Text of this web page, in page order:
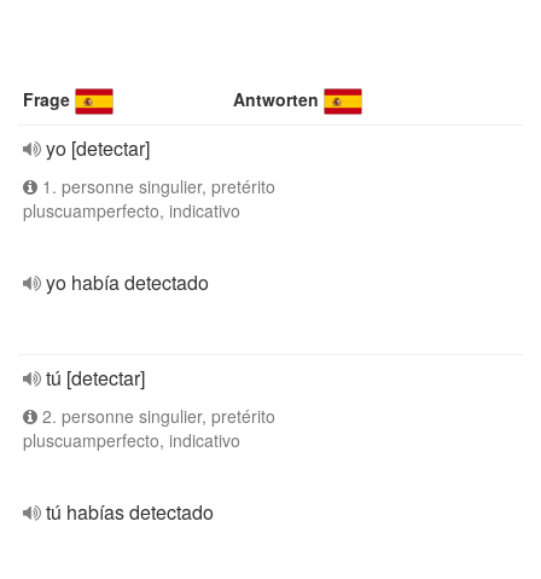
Frage Antworten
yo [detectar]
1. personne singulier, pretérito
pluscuamperfecto, indicativo
yo había detectado
tú [detectar]
2. personne singulier, pretérito
pluscuamperfecto, indicativo
tú habías detectado